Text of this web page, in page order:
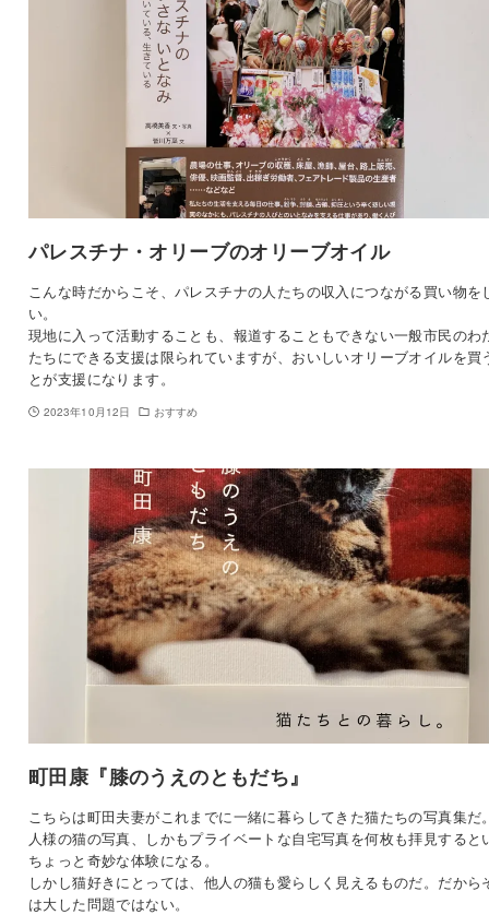
パレスチナ・オリーブのオリーブオイル
こんな時だからこそ、パレスチナの人たちの収入につながる買い物を
い。
現地に入って活動することも、報道することもできない一般市民のわ
たちにできる支援は限られていますが、おいしいオリーブオイルを買
とが支援になります。
2023年10月12日 おすすめ
町田康『膝のうえのともだち』
こちらは町田夫妻がこれまでに一緒に暮らしてきた猫たちの写真集だ
人様の猫の写真、しかもプライベートな自宅写真を何枚も拝見すると
ちょっと奇妙な体験になる。
しかし猫好きにとっては、他人の猫も愛らしく見えるものだ。だから
は大した問題ではない。